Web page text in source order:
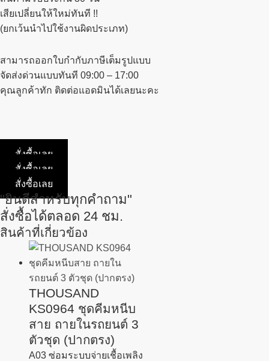
เสียเปลี่ยนให้ใหม่ทันที !!
(ยกเว้นนำไปใช้งานผิดประเภท)
สามารถออกใบกำกับภาษีเต็มรูปแบบ
จัดส่งด่วนแบบทันที 09:00 – 17:00
คุณลูกค้าทัก ติดต่อแอดมินได้เลยนะคะ
สั่งซื้อเลย
สั่งซื้อเลย
สั่งซื้อเลย
"ยินดีสำหรับทุกคำถาม"
สั่งซื้อได้ตลอด 24 ชม.
สินค้าที่เกี่ยวข้อง
THOUSAND
KS0964 ชุดคีมหนีบ
สาย ถายในรถยนต์ 3
ตัวชุด (ปากตรง)
A03 ซ่อมระบบจ่ายเชื้อเพลิง